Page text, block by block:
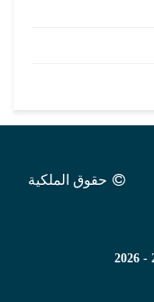
حقوق الملكية